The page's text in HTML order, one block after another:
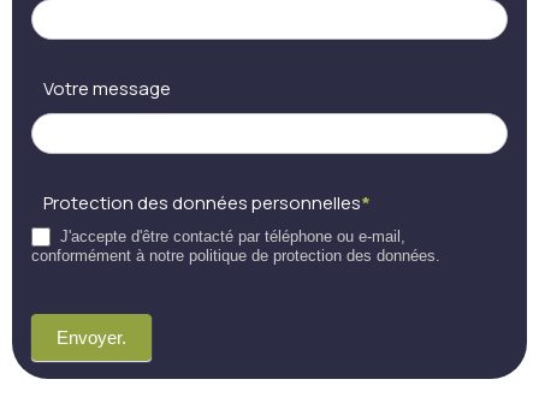
Votre message
Protection des données personnelles*
J'accepte d'être contacté par téléphone ou e-mail,
conformément à notre politique de protection des données.
Envoyer.